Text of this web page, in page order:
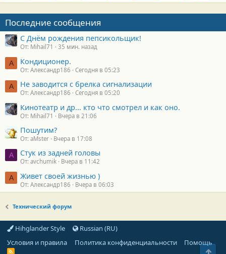
Последние сообщения
С Днём рождения пепсикольщик!
От: Mihail71 35 мин. назад
А Кондиционер.
От: Александр186 Сегодня в 05:23
А Не заводится с брелка сигнализации
От: Александр186 Сегодня в 05:20
Кинотеатр и др... кто что смотрел и как оно.
От: Mihail71 Вчера в 21:06
Пошутим?
От: aMster Вчера в 17:08
A Стук из задней головы
От: avchumik Вчера в 11:42
А Живет своей жизнью )
От: Александр186 Вчера в 06:03
Технический форум
Hihglander Style
Russian (RU)
Условия и правила
Политика конфиденциальности Помощь
R